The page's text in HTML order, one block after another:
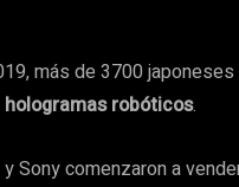
más de 3700
hologramas robóticos.
Sony comenzaron a